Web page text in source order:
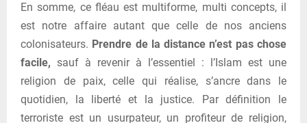
En somme, ce fléau est multiforme, multi concepts, il
est notre affaire autant que celle de nos anciens
colonisateurs. Prendre de la distance n’est pas chose
facile, sauf à revenir à l’essentiel : l’Islam est une
religion de paix, celle qui réalise, s’ancre dans le
quotidien, la liberté et la justice. Par définition le
terroriste est un usurpateur, un profiteur de religion,